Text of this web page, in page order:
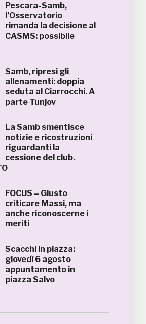
Pescara-Samb,
l’Osservatorio
rimanda la decisione al
CASMS: possibile
Samb, ripresi gli
allenamenti: doppia
seduta al Ciarrocchi. A
parte Tunjov
La Samb smentisce
notizie e ricostruzioni
riguardanti la
cessione del club.
FOCUS – Giusto
criticare Massi, ma
anche riconoscerne i
meriti
Scacchi in piazza:
giovedì 6 agosto
appuntamento in
piazza Salvo